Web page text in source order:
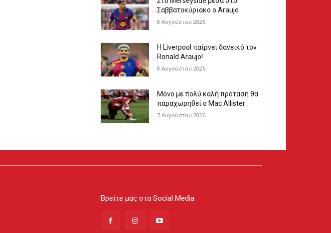
Σαββατοκύριακο ο Araujo
8 Αυγούστου 2026
Η Liverpool παίρνει δανεικό τον
Ronald Araujo!
8 Αυγούστου 2026
Μόνο με πολύ καλή πρόταση θα
παραχωρηθεί ο Mac Allister
7 Αυγούστου 2026
Βρείτε μας στα Social Media